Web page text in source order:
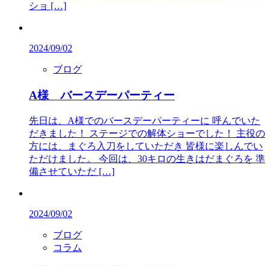
ショ […]
2024/09/02
ブログ
A様 バースデーパーティー
先日は、A様でのバースデーパーティーに 呼んでいた
だきました！ ステージでの解体ショーでした！ 主役の
方には、まぐろ入刀をしていただき 皆様に楽しんでい
ただけました。 今回は、30キロの生きはだまぐろを 準
備させていただ […]
2024/09/02
ブログ
コラム